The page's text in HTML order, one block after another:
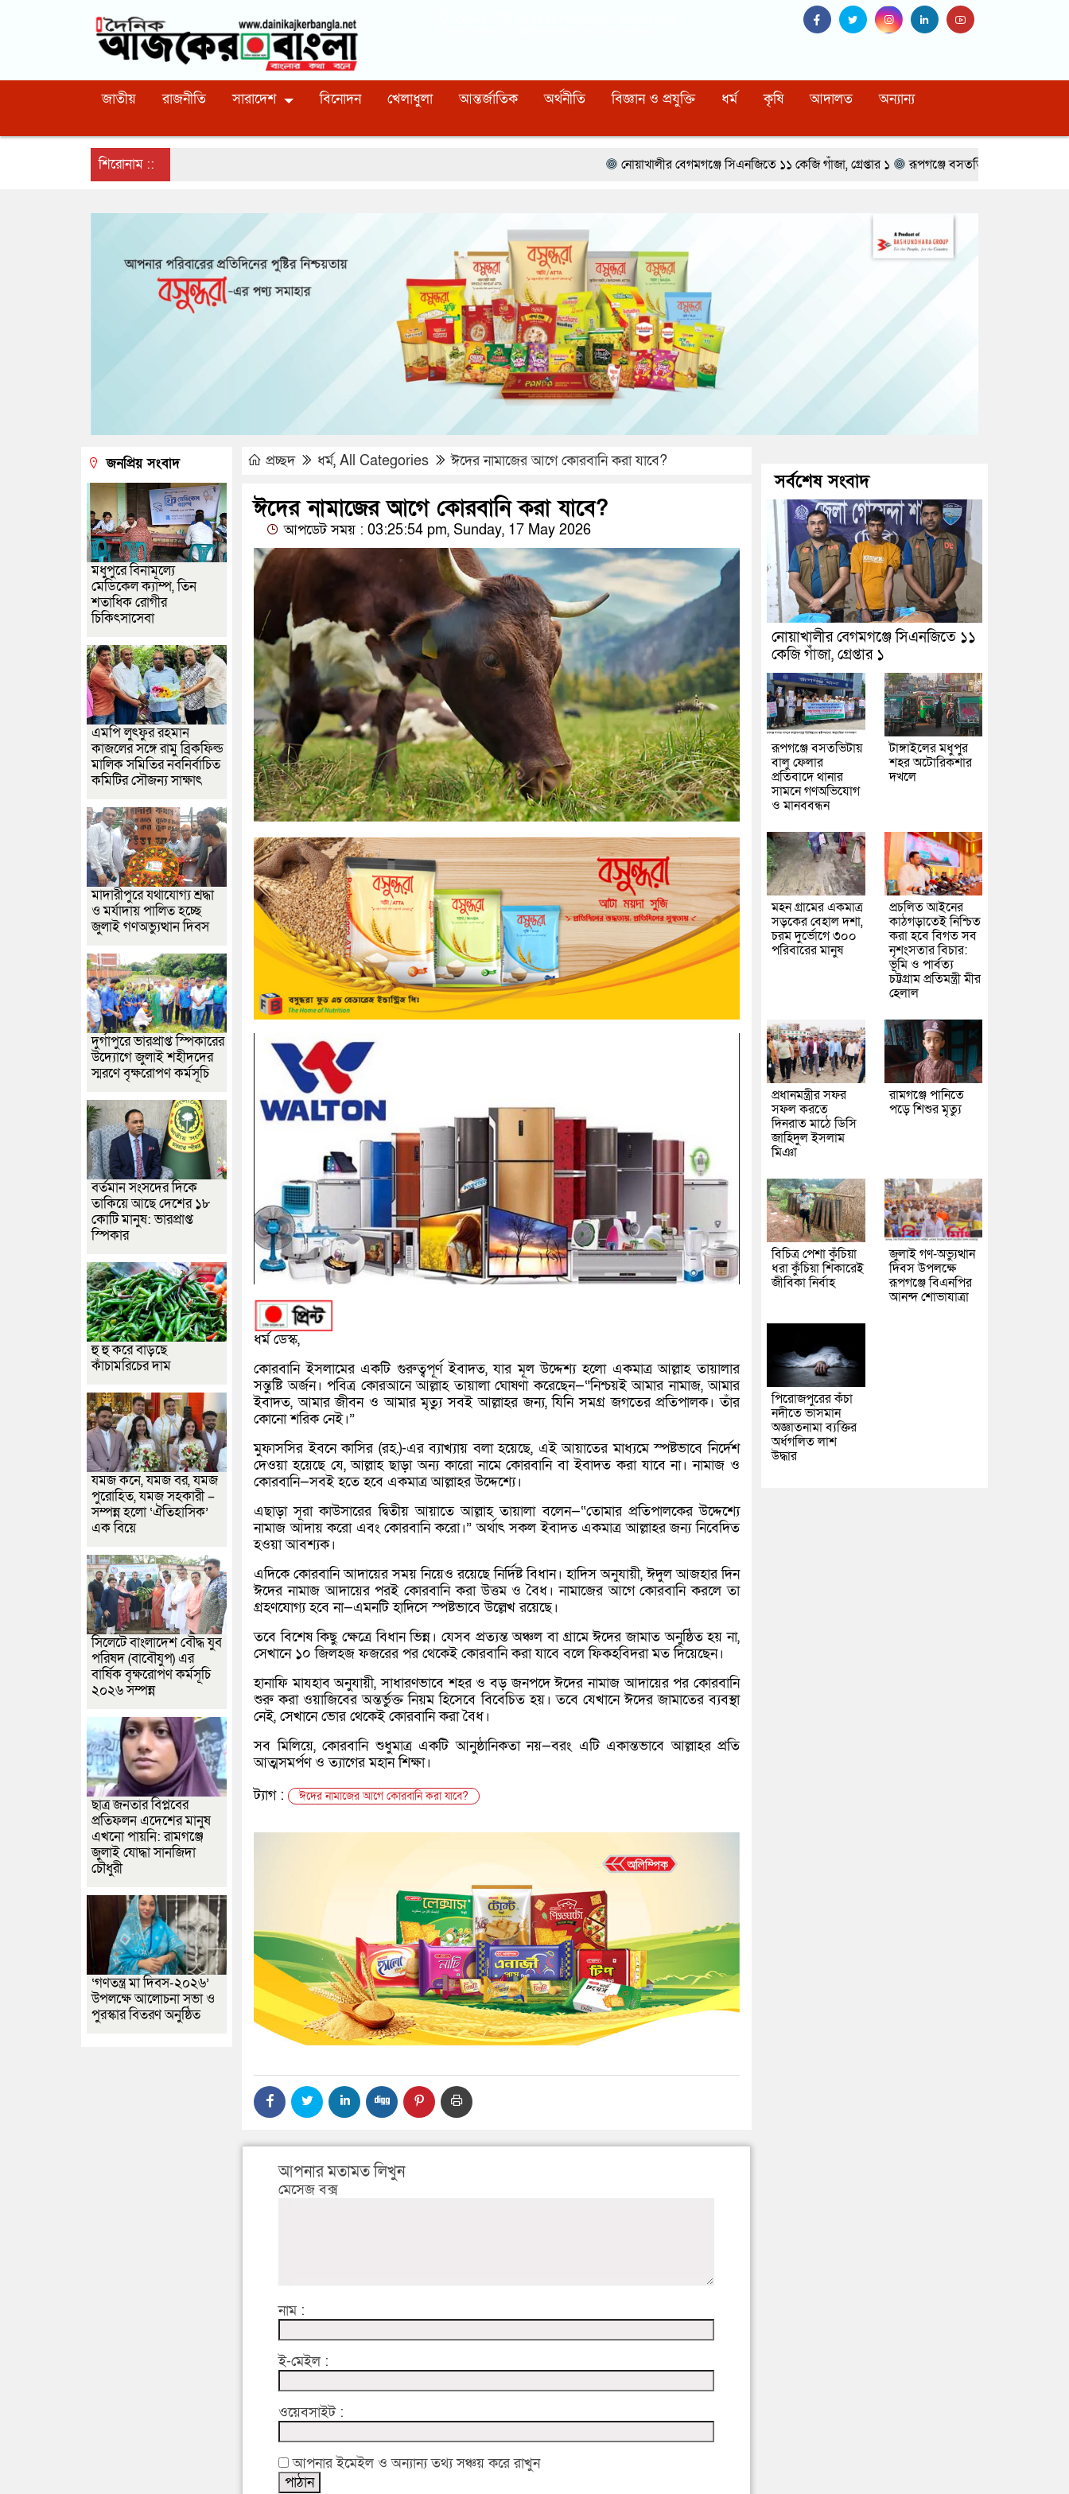
জাতীয় রাজনীতি সারাদেশ বিনোদন খেলাধুলা আন্তর্জাতিক অর্থনীতি বিজ্ঞান ও প্রযুক্তি ধর্ম কৃষি আদালত অন্যান্য
শিরোনাম :: নোয়াখালীর বেগমগঞ্জে সিএনজিতে ১১ কেজি গাঁজা, গ্রেপ্তার ১ রূপগঞ্জে বসতভিটায় বালু ফেলার প্রতিবাদে থানার
প্রচ্ছদ ধর্ম, All Categories ঈদের নামাজের আগে কোরবানি করা যাবে?
ঈদের নামাজের আগে কোরবানি করা যাবে?
আপডেট সময় : 03:25:54 pm, Sunday, 17 May 2026
ধর্ম ডেস্ক,
কোরবানি ইসলামের একটি গুরুত্বপূর্ণ ইবাদত, যার মূল উদ্দেশ্য হলো একমাত্র আল্লাহ তায়ালার
সন্তুষ্টি অর্জন। পবিত্র কোরআনে আল্লাহ তায়ালা ঘোষণা করেছেন—“নিশ্চয়ই আমার নামাজ, আমার
ইবাদত, আমার জীবন ও আমার মৃত্যু সবই আল্লাহর জন্য, যিনি সমগ্র জগতের প্রতিপালক। তাঁর
কোনো শরিক নেই।”
মুফাসসির ইবনে কাসির (রহ.)-এর ব্যাখ্যায় বলা হয়েছে, এই আয়াতের মাধ্যমে স্পষ্টভাবে নির্দেশ
দেওয়া হয়েছে যে, আল্লাহ ছাড়া অন্য কারো নামে কোরবানি বা ইবাদত করা যাবে না। নামাজ ও
কোরবানি—সবই হতে হবে একমাত্র আল্লাহর উদ্দেশ্যে।
এছাড়া সূরা কাউসারের দ্বিতীয় আয়াতে আল্লাহ তায়ালা বলেন—“তোমার প্রতিপালকের উদ্দেশ্যে
নামাজ আদায় করো এবং কোরবানি করো।” অর্থাৎ সকল ইবাদত একমাত্র আল্লাহর জন্য নিবেদিত
হওয়া আবশ্যক।
এদিকে কোরবানি আদায়ের সময় নিয়েও রয়েছে নির্দিষ্ট বিধান। হাদিস অনুযায়ী, ঈদুল আজহার দিন
ঈদের নামাজ আদায়ের পরই কোরবানি করা উত্তম ও বৈধ। নামাজের আগে কোরবানি করলে তা
গ্রহণযোগ্য হবে না—এমনটি হাদিসে স্পষ্টভাবে উল্লেখ রয়েছে।
তবে বিশেষ কিছু ক্ষেত্রে বিধান ভিন্ন। যেসব প্রত্যন্ত অঞ্চল বা গ্রামে ঈদের জামাত অনুষ্ঠিত হয় না,
সেখানে ১০ জিলহজ ফজরের পর থেকেই কোরবানি করা যাবে বলে ফিকহবিদরা মত দিয়েছেন।
হানাফি মাযহাব অনুযায়ী, সাধারণভাবে শহর ও বড় জনপদে ঈদের নামাজ আদায়ের পর কোরবানি
শুরু করা ওয়াজিবের অন্তর্ভুক্ত নিয়ম হিসেবে বিবেচিত হয়। তবে যেখানে ঈদের জামাতের ব্যবস্থা
নেই, সেখানে ভোর থেকেই কোরবানি করা বৈধ।
সব মিলিয়ে, কোরবানি শুধুমাত্র একটি আনুষ্ঠানিকতা নয়—বরং এটি একান্তভাবে আল্লাহর প্রতি
আত্মসমর্পণ ও ত্যাগের মহান শিক্ষা।
ট্যাগ :
ঈদের নামাজের আগে কোরবানি করা যাবে?
আপনার মতামত লিখুন
মেসেজ বক্স
নাম :
ই-মেইল :
ওয়েবসাইট :
আপনার ইমেইল ও অন্যান্য তথ্য সঞ্চয় করে রাখুন
জনপ্রিয় সংবাদ
মধুপুরে বিনামূল্যে
মেডিকেল ক্যাম্প, তিন
শতাধিক রোগীর
চিকিৎসাসেবা
এমপি লুৎফুর রহমান
কাজলের সঙ্গে রামু ব্রিকফিল্ড
মালিক সমিতির নবনির্বাচিত
কমিটির সৌজন্য সাক্ষাৎ
মাদারীপুরে যথাযোগ্য শ্রদ্ধা
ও মর্যাদায় পালিত হচ্ছে
জুলাই গণঅভ্যুত্থান দিবস
দুর্গাপুরে ভারপ্রাপ্ত স্পিকারের
উদ্যোগে জুলাই শহীদদের
স্মরণে বৃক্ষরোপণ কর্মসূচি
বর্তমান সংসদের দিকে
তাকিয়ে আছে দেশের ১৮
কোটি মানুষ: ভারপ্রাপ্ত
স্পিকার
হু হু করে বাড়ছে
কাঁচামরিচের দাম
যমজ কনে, যমজ বর, যমজ
পুরোহিত, যমজ সহকারী –
সম্পন্ন হলো ‘ঐতিহাসিক’
এক বিয়ে
সিলেটে বাংলাদেশ বৌদ্ধ যুব
পরিষদ (বাবৌযুপ) এর
বার্ষিক বৃক্ষরোপণ কর্মসূচি
২০২৬ সম্পন্ন
ছাত্র জনতার বিপ্লবের
প্রতিফলন এদেশের মানুষ
এখনো পায়নি: রামগঞ্জে
জুলাই যোদ্ধা সানজিদা
চৌধুরী
‘গণতন্ত্র মা দিবস-২০২৬’
উপলক্ষে আলোচনা সভা ও
পুরস্কার বিতরণ অনুষ্ঠিত
সর্বশেষ সংবাদ
নোয়াখালীর বেগমগঞ্জে সিএনজিতে ১১
কেজি গাঁজা, গ্রেপ্তার ১
রূপগঞ্জে বসতভিটায়
বালু ফেলার
প্রতিবাদে থানার
সামনে গণঅভিযোগ
ও মানববন্ধন
টাঙ্গাইলের মধুপুর
শহর অটোরিকশার
দখলে
মহন গ্রামের একমাত্র
সড়কের বেহাল দশা,
চরম দুর্ভোগে ৩০০
পরিবারের মানুষ
প্রচলিত আইনের
কাঠগড়াতেই নিশ্চিত
করা হবে বিগত সব
নৃশংসতার বিচার:
ভূমি ও পার্বত্য
চট্টগ্রাম প্রতিমন্ত্রী মীর
হেলাল
প্রধানমন্ত্রীর সফর
সফল করতে
দিনরাত মাঠে ডিসি
জাহিদুল ইসলাম
মিঞা
রামগঞ্জে পানিতে
পড়ে শিশুর মৃত্যু
বিচিত্র পেশা কুঁচিয়া
ধরা কুঁচিয়া শিকারেই
জীবিকা নির্বাহ
জুলাই গণ-অভ্যুত্থান
দিবস উপলক্ষে
রূপগঞ্জে বিএনপির
আনন্দ শোভাযাত্রা
পিরোজপুরের কঁচা
নদীতে ভাসমান
অজ্ঞাতনামা ব্যক্তির
অর্ধগলিত লাশ
উদ্ধার